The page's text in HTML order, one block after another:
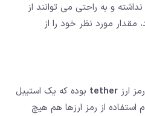
نداشته و به راحتی می توانند از
مقدار مورد نظر خود را از
ارز tether بوده که یک استیبل
از رمز ارزها هم هیچ